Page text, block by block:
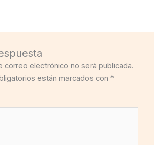
correo electrónico no será publicada.
están marcados con*